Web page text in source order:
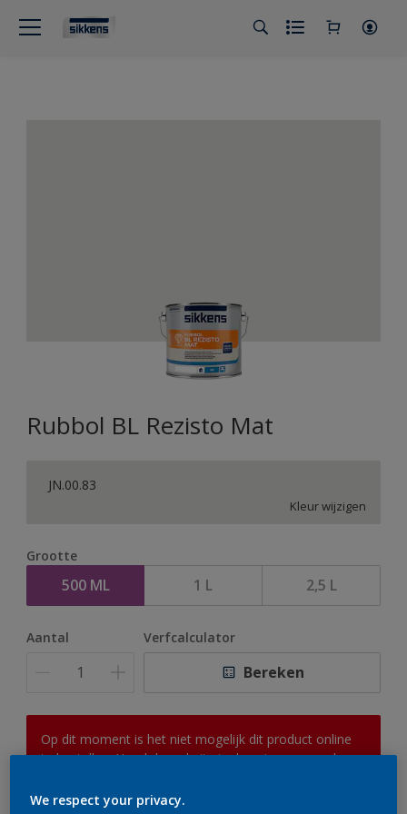
Rubbol BL Rezisto Mat
JN.00.83
Kleur wijzigen
Grootte
500 ML 1 L 2,5 L
Aantal Verfcalculator
Bereken
Op dit moment is het niet mogelijk dit product online
te bestellen. Houd de website in de gaten, we werken
We respect your privacy.